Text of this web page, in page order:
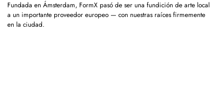
Fundada en Ámsterdam, FormX pasó de ser una fundición de arte local
a un importante proveedor europeo — con nuestras raíces firmemente
en la ciudad.